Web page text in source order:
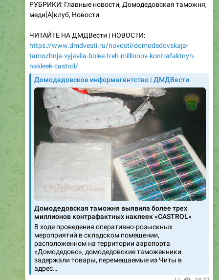
ЧИТАЙТЕ НА ДМДВести | НОВОСТИ:
tamozhnja-vyjavila-bolee-treh-millionov-kontrafaktnyh-
nakleek-castrol/
Домодедовское информагентство | ДМДВести
Домодедовская таможня выявила более трех
миллионов контрафактных наклеек «CASTROL»
В ходе проведения оперативно-розыскных
мероприятий в складском помещении,
расположенном на территории аэропорта
«Домодедово», домодедовские таможенники
задержали товары, перемещаемые из Читы в
адрес…
11
December 3, 2019